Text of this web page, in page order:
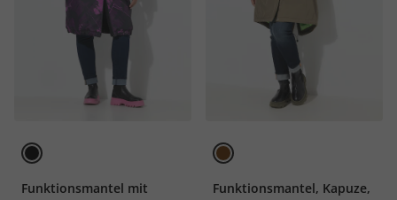
Funktionsmantel mit
Funktionsmantel, Kapuze,